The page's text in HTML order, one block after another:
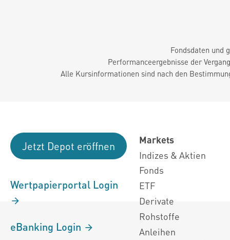
Fondsdaten und
Performanceergebnisse der
Alle Kursinformationen sind nach den
Jetzt Depot eröffnen
Wertpapierportal Login
eBanking Login
Markets
Indizes & Aktien
Fonds
ETF
Derivate
Rohstoffe
Anleihen